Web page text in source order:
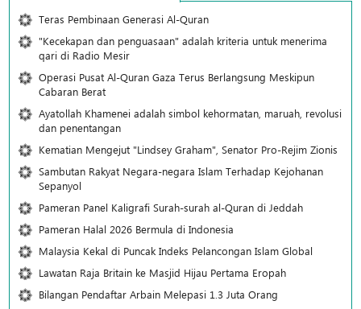
Teras Pembinaan Generasi Al-Quran
"Kecekapan dan penguasaan" adalah kriteria untuk menerima
qari di Radio Mesir
Operasi Pusat Al-Quran Gaza Terus Berlangsung Meskipun
Cabaran Berat
Ayatollah Khamenei adalah simbol kehormatan, maruah, revolusi
dan penentangan
Kematian Mengejut "Lindsey Graham", Senator Pro-Rejim Zionis
Sambutan Rakyat Negara-negara Islam Terhadap Kejohanan
Sepanyol
Pameran Panel Kaligrafi Surah-surah al-Quran di Jeddah
Pameran Halal 2026 Bermula di Indonesia
Malaysia Kekal di Puncak Indeks Pelancongan Islam Global
Lawatan Raja Britain ke Masjid Hijau Pertama Eropah
Bilangan Pendaftar Arbain Melepasi 1.3 Juta Orang